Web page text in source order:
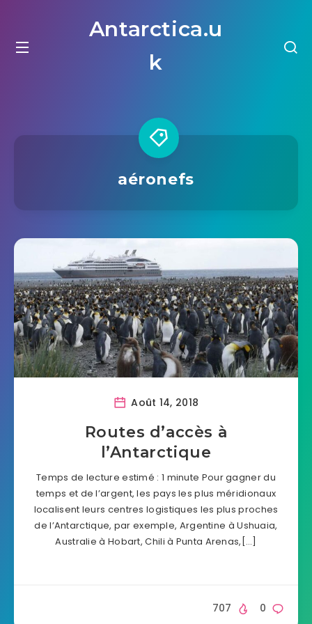
Antarctica.u
k
aéronefs
Août 14, 2018
Routes d’accès à
l’Antarctique
Temps de lecture estimé : 1 minute Pour gagner du
temps et de l’argent, les pays les plus méridionaux
localisent leurs centres logistiques les plus proches
de l’Antarctique, par exemple, Argentine à Ushuaia,
Australie à Hobart, Chili à Punta Arenas,[…]
0
707